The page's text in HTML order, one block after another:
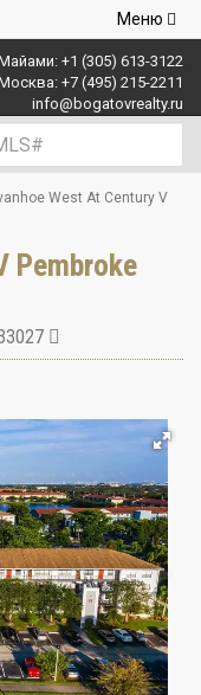
Открыть
Меню
+1 (305) 613-3122
+7 (495) 215-2211
info@bogatovrealty.ru
West At Century V
Pembroke